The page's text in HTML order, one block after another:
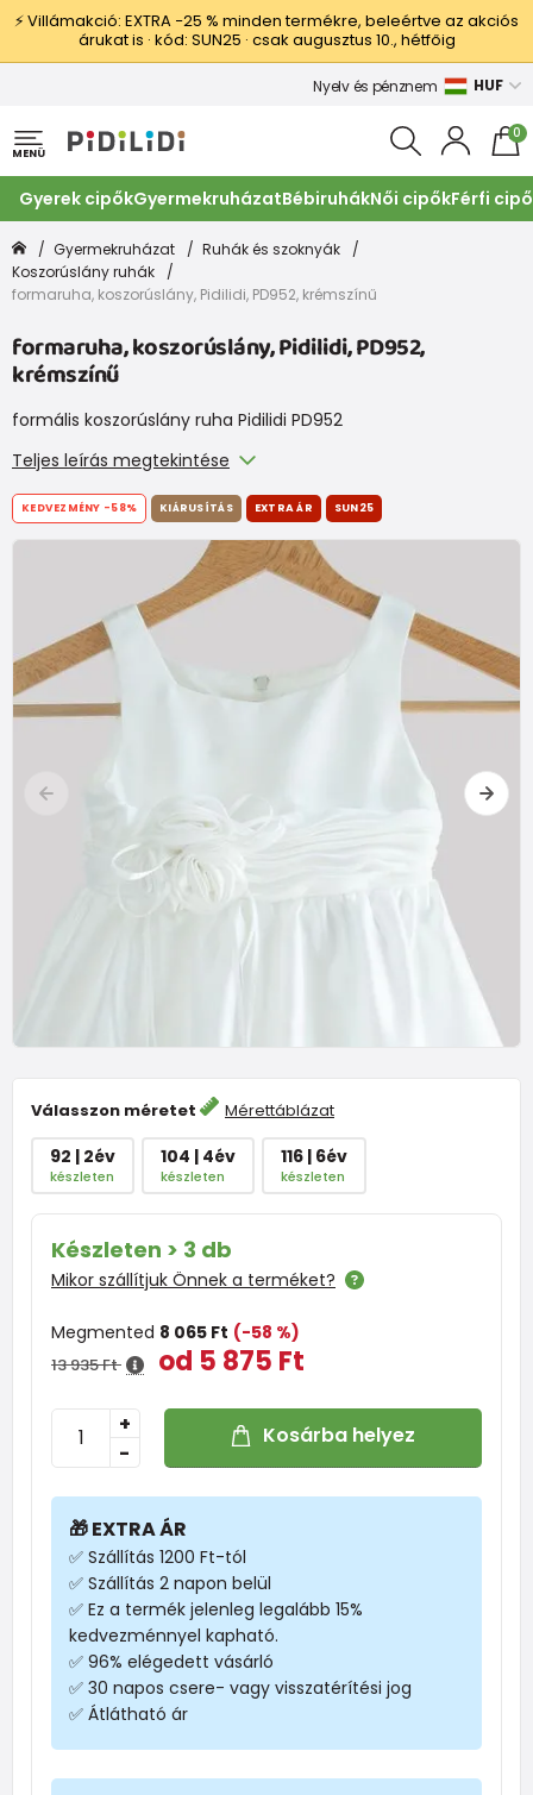
⚡ Villámakció: EXTRA −25 % minden termékre, beleértve az akciós
árukat is · kód: SUN25 · csak augusztus 10., hétfőig
Nyelv és pénznem HUF
MENÜ
0
Gyerek cipőkGyermekruházatBébiruhákNői cipőkFérfi
Gyermekruházat
Ruhák és szoknyák
Koszorúslány ruhák
formaruha, koszorúslány, Pidilidi, PD952, krémszínű
formaruha, koszorúslány, Pidilidi, PD952,
krémszínű
formális koszorúslány ruha Pidilidi PD952
Teljes leírás megtekintése
Válasszon méretet Mérettáblázat
92 | 2év
készleten
104 | 4év
készleten
116 | 6év
készleten
Készleten > 3 db
Mikor szállítjuk Önnek a terméket?
Megmented 8 065 Ft (-58 %)
13 935 Ft od 5 875 Ft
-
+ Kosárba helyez
🎁 EXTRA ÁR
✅ Szállítás 1200 Ft-tól
✅ Szállítás 2 napon belül
✅ Ez a termék jelenleg legalább 15%
kedvezménnyel kapható.
✅ 96% elégedett vásárló
✅ 30 napos csere- vagy visszatérítési jog
✅ Átlátható ár
KEDVEZMÉNY -58% KIÁRUSÍTÁS EXTRA ÁR SUN25